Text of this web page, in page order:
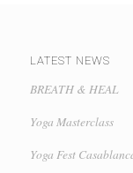
LATEST NEWS
BREATH & HEAL
Yoga Masterclass
Yoga Fest